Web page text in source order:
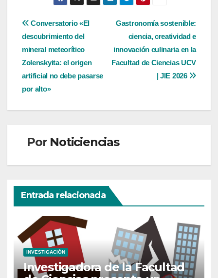
Navegación
de
entradas
Gastronomía sostenible:
ciencia, creatividad e
innovación culinaria en la
Facultad de Ciencias UCV
| JIE 2026
Conversatorio «El
descubrimiento del
mineral meteorítico
Zolenskyita: el origen
artificial no debe pasarse
por alto»
Por Noticiencias
Entrada relacionada
INVESTIGACIÓN
Investigadora de la Facultad